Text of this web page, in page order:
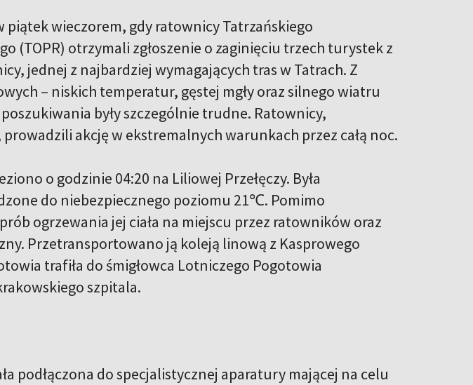
piątek wieczorem, gdy ratownicy Tatrzańskiego
(TOPR) otrzymali zgłoszenie o zaginięciu trzech turystek z
jednej z najbardziej wymagających tras w Tatrach. Z
– niskich temperatur, gęstej mgły oraz silnego wiatru
były szczególnie trudne. Ratownicy,
prowadzili akcję w ekstremalnych warunkach przez całą noc.
o godzinie 04:20 na Liliowej Przełęczy. Była
do niebezpiecznego poziomu 21℃. Pomimo
ogrzewania jej ciała na miejscu przez ratowników oraz
Przetransportowano ją koleją linową z Kasprowego
trafiła do śmigłowca Lotniczego Pogotowia
szpitala.
podłączona do specjalistycznej aparatury mającej na celu